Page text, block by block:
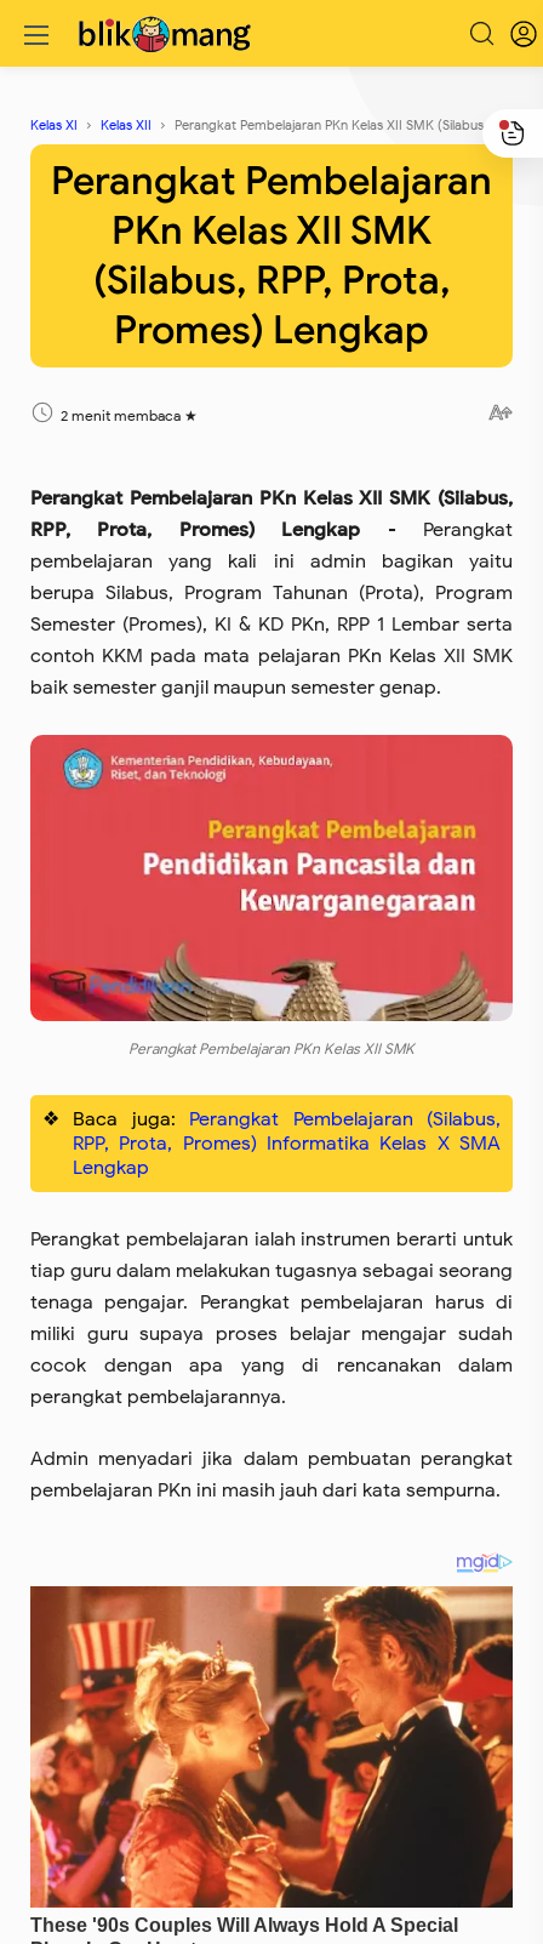
Kelas XI Kelas XII Perangkat Pembelajaran PKn Kelas XII SMK (Silabus, RPP, Prota, Promes) Lengkap
Perangkat Pembelajaran
PKn Kelas XII SMK
(Silabus, RPP, Prota,
Promes) Lengkap
2 menit membaca
Perangkat Pembelajaran PKn Kelas XII SMK (Silabus,
RPP, Prota, Promes) Lengkap - Perangkat
pembelajaran yang kali ini admin bagikan yaitu
berupa Silabus, Program Tahunan (Prota), Program
Semester (Promes), KI & KD PKn, RPP 1 Lembar serta
contoh KKM pada mata pelajaran PKn Kelas XII SMK
baik semester ganjil maupun semester genap.
Perangkat Pembelajaran PKn Kelas XII SMK
Baca juga: Perangkat Pembelajaran (Silabus,
RPP, Prota, Promes) Informatika Kelas X SMA
Lengkap
Perangkat pembelajaran ialah instrumen berarti untuk
tiap guru dalam melakukan tugasnya sebagai seorang
tenaga pengajar. Perangkat pembelajaran harus di
miliki guru supaya proses belajar mengajar sudah
cocok dengan apa yang di rencanakan dalam
perangkat pembelajarannya.
Admin menyadari jika dalam pembuatan perangkat
pembelajaran PKn ini masih jauh dari kata sempurna.